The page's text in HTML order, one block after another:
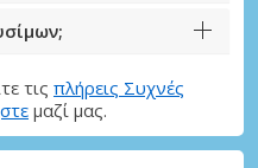
τις πλήρεις Συχνές
μαζί μας.